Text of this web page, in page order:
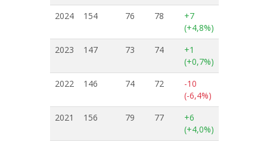
2024
154 76 78
+7
(+4,8%)
2023
147 73 74
+1
(+0,7%)
2022
146 74 72
-10
(-6,4%)
2021
156 79 77
+6
(+4,0%)